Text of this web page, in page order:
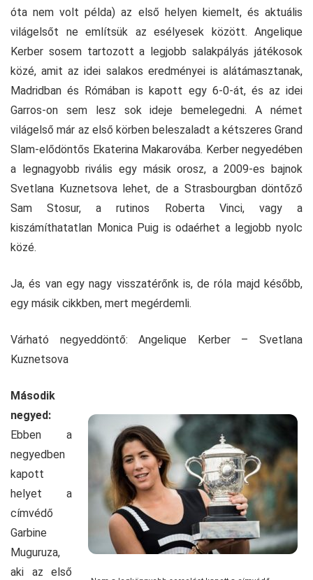
óta nem volt példa) az első helyen kiemelt, és aktuális
világelsőt ne említsük az esélyesek között. Angelique
Kerber sosem tartozott a legjobb salakpályás játékosok
közé, amit az idei salakos eredményei is alátámasztanak,
Madridban és Rómában is kapott egy 6-0-át, és az idei
Garros-on sem lesz sok ideje bemelegedni. A német
világelső már az első körben beleszaladt a kétszeres Grand
Slam-elődöntős Ekaterina Makarovába. Kerber negyedében
a legnagyobb rivális egy másik orosz, a 2009-es bajnok
Svetlana Kuznetsova lehet, de a Strasbourgban döntőző
Sam Stosur, a rutinos Roberta Vinci, vagy a
kiszámíthatatlan Monica Puig is odaérhet a legjobb nyolc
közé.
Ja, és van egy nagy visszatérőnk is, de róla majd később,
egy másik cikkben, mert megérdemli.
Várható negyeddöntő: Angelique Kerber – Svetlana
Kuznetsova
Második
negyed:
Ebben a
negyedben
kapott
helyet a
címvédő
Garbine
Muguruza,
aki az első